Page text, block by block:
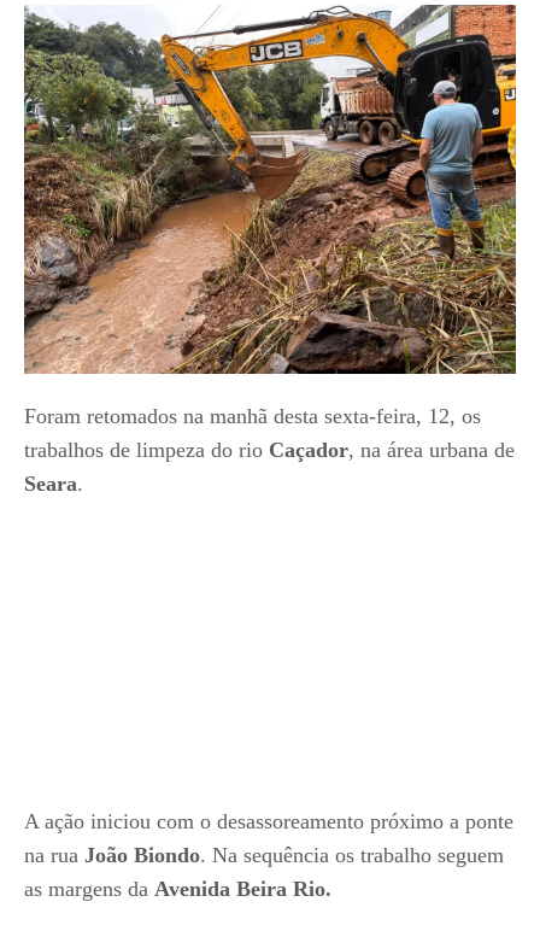
Foram retomados na manhã desta sexta-feira, 12, os
trabalhos de limpeza do rio Caçador, na área urbana de
Seara.
A ação iniciou com o desassoreamento próximo a ponte
na rua João Biondo. Na sequência os trabalho seguem
as margens da Avenida Beira Rio.